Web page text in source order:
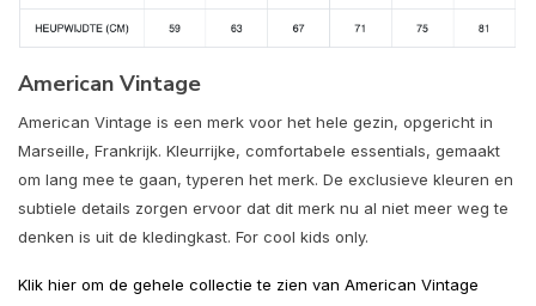
American Vintage
American Vintage is een merk voor het hele gezin, opgericht in
Marseille, Frankrijk. Kleurrijke, comfortabele essentials, gemaakt
om lang mee te gaan, typeren het merk. De exclusieve kleuren en
subtiele details zorgen ervoor dat dit merk nu al niet meer weg te
denken is uit de kledingkast. For cool kids only.
Klik hier om de gehele collectie te zien van American Vintage